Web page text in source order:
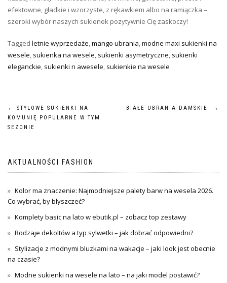
efektowne, gładkie i wzorzyste, z rękawkiem albo na ramiączka –
szeroki wybór naszych sukienek pozytywnie Cię zaskoczy!
Tagged letnie wyprzedaże,mango ubrania,modne maxi sukienki na
wesele, sukienka na wesele, sukienki asymetryczne, sukienki
eleganckie, sukienki n awesele, sukienkie na wesele
Nawigacja
wpisu
←
STYLOWE SUKIENKI NA
KOMUNIĘ POPULARNE W TYM
SEZONIE
BIAŁE UBRANIA DAMSKIE →
AKTUALNOŚCI FASHION
Kolor ma znaczenie: Najmodniejsze palety barw na wesela 2026.
Co wybrać, by błyszczeć?
Komplety basic na lato w ebutik.pl – zobacz top zestawy
Rodzaje dekoltów a typ sylwetki – jak dobrać odpowiedni?
Stylizacje z modnymi bluzkami na wakacje – jaki look jest obecnie
na czasie?
Modne sukienki na wesele na lato – na jaki model postawić?